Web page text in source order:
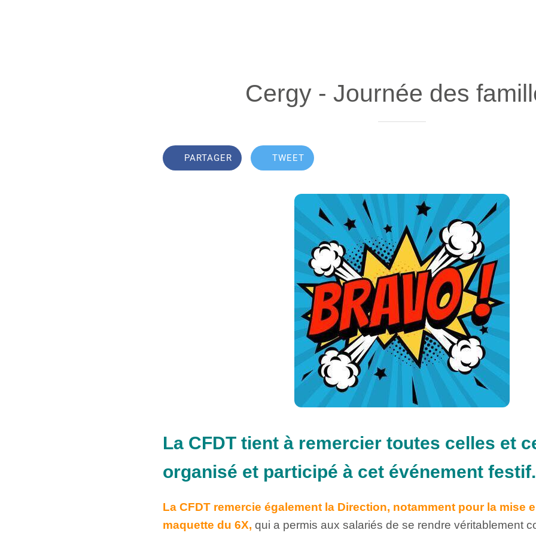
Cergy - Journée des
PARTAGER TWEET
La CFDT tient à remercier toutes celles et
organisé et participé à cet événement festif.
La CFDT remercie également la Direction, notamment pour la mise
maquette du 6X, qui a permis aux salariés de se rendre véritablement